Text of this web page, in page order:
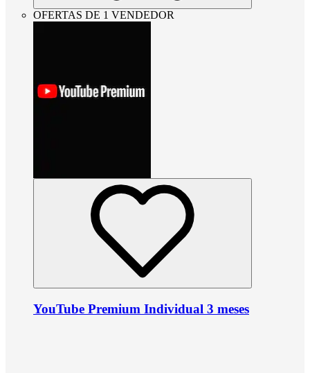
OFERTAS DE 1 VENDEDOR
YouTube Premium Individual 3 meses